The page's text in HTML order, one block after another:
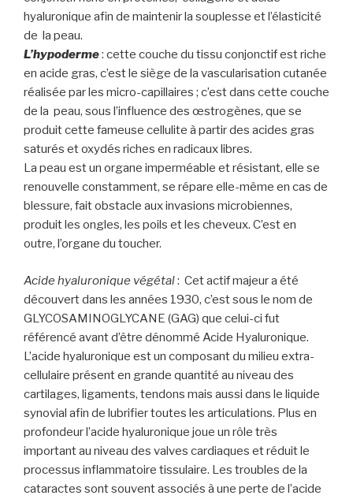
hyaluronique afin de maintenir la souplesse et l’élasticité
de la peau.
L’hypoderme: cette couche du tissu conjonctif est riche
en acide gras, c’est le siège de la vascularisation cutanée
réalisée par les micro-capillaires ; c’est dans cette couche
de la peau, sous l’influence des œstrogènes, que se
produit cette fameuse cellulite à partir des acides gras
saturés et oxydés riches en radicaux libres.
La peau est un organe imperméable et résistant, elle se
renouvelle constamment, se répare elle-même en cas de
blessure, fait obstacle aux invasions microbiennes,
produit les ongles, les poils et les cheveux. C’est en
outre, l’organe du toucher.
Acide hyaluronique végétal: Cet actif majeur a été
découvert dans les années 1930, c’est sous le nom de
GLYCOSAMINOGLYCANE (GAG) que celui-ci fut
référencé avant d’être dénommé Acide Hyaluronique.
L’acide hyaluronique est un composant du milieu extra-
cellulaire présent en grande quantité au niveau des
cartilages, ligaments, tendons mais aussi dans le liquide
synovial afin de lubrifier toutes les articulations. Plus en
profondeur l’acide hyaluronique joue un rôle très
important au niveau des valves cardiaques et réduit le
processus inflammatoire tissulaire. Les troubles de la
cataractes sont souvent associés à une perte de l’acide